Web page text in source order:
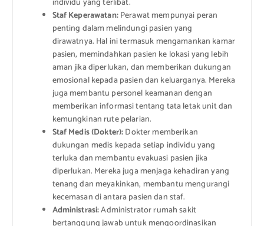
Staf Keperawatan:Perawat mempunyai peran
penting dalam melindungi pasien yang
dirawatnya. Hal ini termasuk mengamankan kamar
pasien, memindahkan pasien ke lokasi yang lebih
aman jika diperlukan, dan memberikan dukungan
emosional kepada pasien dan keluarganya. Mereka
juga membantu personel keamanan dengan
memberikan informasi tentang tata letak unit dan
kemungkinan rute pelarian.
Staf Medis (Dokter):Dokter memberikan
dukungan medis kepada setiap individu yang
terluka dan membantu evakuasi pasien jika
diperlukan. Mereka juga menjaga kehadiran yang
tenang dan meyakinkan, membantu mengurangi
kecemasan di antara pasien dan staf.
Administrasi:Administrator rumah sakit
bertanggung jawab untuk mengoordinasikan